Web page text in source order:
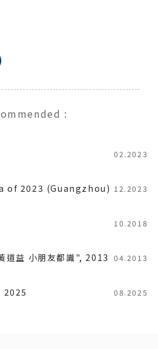
:
02.2023
of 2023 (Guangzhou) 12.2023
10.2018
益 小朋友都識", 2013 04.2013
08.2025